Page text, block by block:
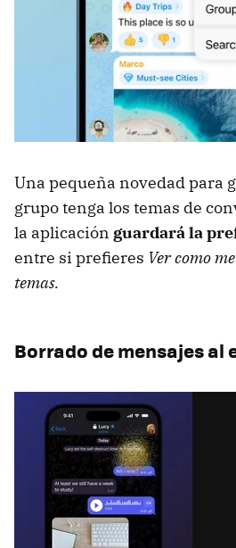
Una pequeña novedad para
grupo tenga los temas de
la aplicación guardará la
entre si prefieres Ver como
temas.
Borrado de mensajes al